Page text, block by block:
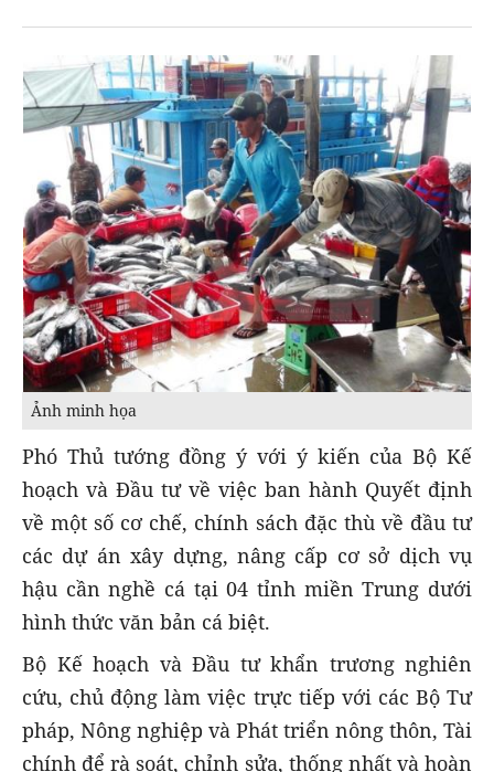
Ảnh minh họa
Phó Thủ tướng đồng ý với ý kiến của Bộ Kế
hoạch và Đầu tư về việc ban hành Quyết định
về một số cơ chế, chính sách đặc thù về đầu tư
các dự án xây dựng, nâng cấp cơ sở dịch vụ
hậu cần nghề cá tại 04 tỉnh miền Trung dưới
hình thức văn bản cá biệt.
Bộ Kế hoạch và Đầu tư khẩn trương nghiên
cứu, chủ động làm việc trực tiếp với các Bộ Tư
pháp, Nông nghiệp và Phát triển nông thôn, Tài
chính để rà soát, chỉnh sửa, thống nhất và hoàn